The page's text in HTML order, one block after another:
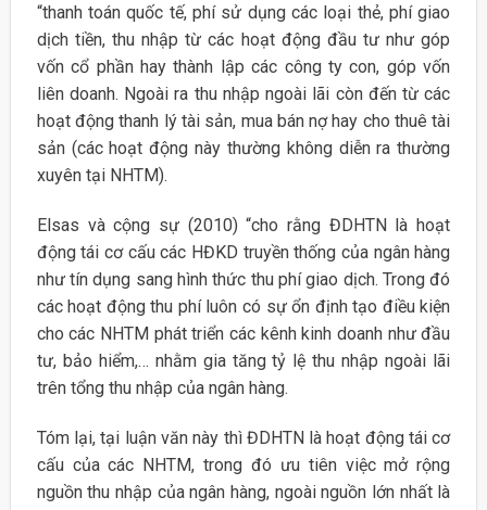
“thanh toán quốc tế, phí sử dụng các loại thẻ, phí giao
dịch tiền, thu nhập từ các hoạt động đầu tư như góp
vốn cổ phần hay thành lập các công ty con, góp vốn
liên doanh. Ngoài ra thu nhập ngoài lãi còn đến từ các
hoạt động thanh lý tài sản, mua bán nợ hay cho thuê tài
sản (các hoạt động này thường không diễn ra thường
xuyên tại NHTM).
Elsas và cộng sự (2010) “cho rằng ĐDHTN là hoạt
động tái cơ cấu các HĐKD truyền thống của ngân hàng
như tín dụng sang hình thức thu phí giao dịch. Trong đó
các hoạt động thu phí luôn có sự ổn định tạo điều kiện
cho các NHTM phát triển các kênh kinh doanh như đầu
tư, bảo hiểm,… nhằm gia tăng tỷ lệ thu nhập ngoài lãi
trên tổng thu nhập của ngân hàng.
Tóm lại, tại luận văn này thì ĐDHTN là hoạt động tái cơ
cấu của các NHTM, trong đó ưu tiên việc mở rộng
nguồn thu nhập của ngân hàng, ngoài nguồn lớn nhất là